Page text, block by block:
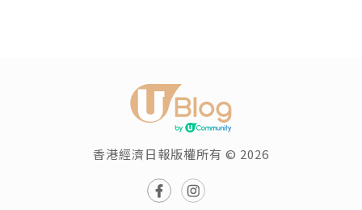
香港經濟日報版權所有 © 2026